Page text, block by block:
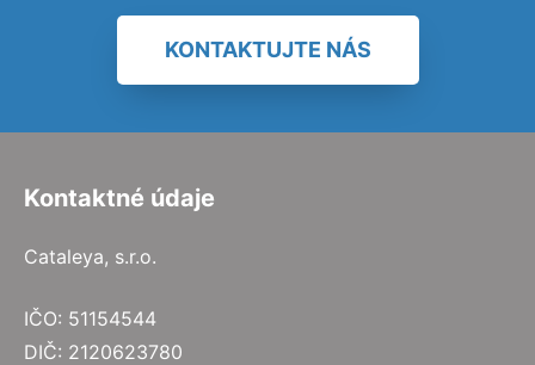
KONTAKTUJTE NÁS
Kontaktné údaje
Cataleya, s.r.o.
IČO: 51154544
DIČ: 2120623780